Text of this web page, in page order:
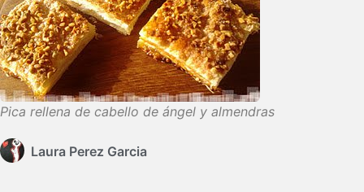
Pica rellena de cabello de ángel y almendras
Laura Perez Garci­a